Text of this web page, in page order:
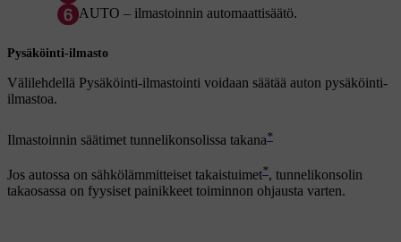
AUTO – ilmastoinnin automaattisäätö.
Pysäköinti-ilmasto
Välilehdellä Pysäköinti-ilmastointi voidaan säätää auton pysäköinti-
ilmastoa.
Ilmastoinnin säätimet tunnelikonsolissa takana*
Jos autossa on sähkölämmitteiset takaistuimet*, tunnelikonsolin
takaosassa on fyysiset painikkeet toiminnon ohjausta varten.